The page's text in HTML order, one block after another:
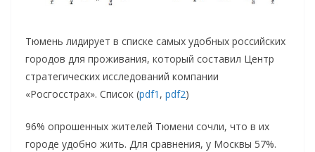
Тюмень лидирует в списке самых удобных российских
городов для проживания, который составил Центр
стратегических исследований компании
«Росгосстрах». Список (pdf1 , pdf2)
96% опрошенных жителей Тюмени сочли, что в их
городе удобно жить. Для сравнения, у Москвы 57%.